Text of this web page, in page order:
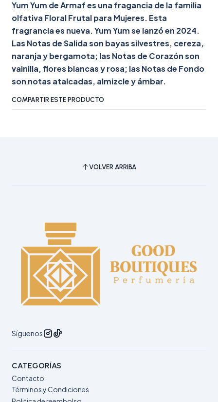
Yum Yum de Armaf es una fragancia de la familia
olfativa Floral Frutal para Mujeres. Esta
fragrancia es nueva. Yum Yum se lanzó en 2024.
Las Notas de Salida son bayas silvestres, cereza,
naranja y bergamota; las Notas de Corazón son
vainilla, flores blancas y rosa; las Notas de Fondo
son notas atalcadas, almizcle y ámbar.
COMPARTIR ESTE PRODUCTO
VOLVER ARRIBA
Síguenos
CATEGORÍAS
Contacto
Términos y Condiciones